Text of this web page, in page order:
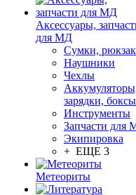
Аксессуары,
для МД
Сумки,
Наушники
Чехлы
зарядки, боксы
Инструменты
Запчасти для
Экипировка
+ ЕЩЕ 3
Метеориты